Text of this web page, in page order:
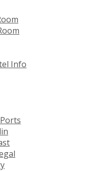
Info